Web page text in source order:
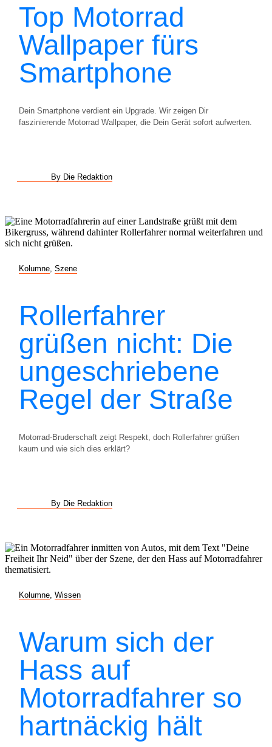
Top Motorrad
Wallpaper fürs
Smartphone
Dein Smartphone verdient ein Upgrade. Wir zeigen Dir
faszinierende Motorrad Wallpaper, die Dein Gerät sofort aufwerten.
By Die Redaktion
Kolumne Szene
Rollerfahrer
grüßen nicht: Die
ungeschriebene
Regel der Straße
Motorrad-Bruderschaft zeigt Respekt, doch Rollerfahrer grüßen
kaum und wie sich dies erklärt?
By Die Redaktion
Kolumne Wissen
Warum sich der
Hass auf
Motorradfahrer so
hartnäckig hält